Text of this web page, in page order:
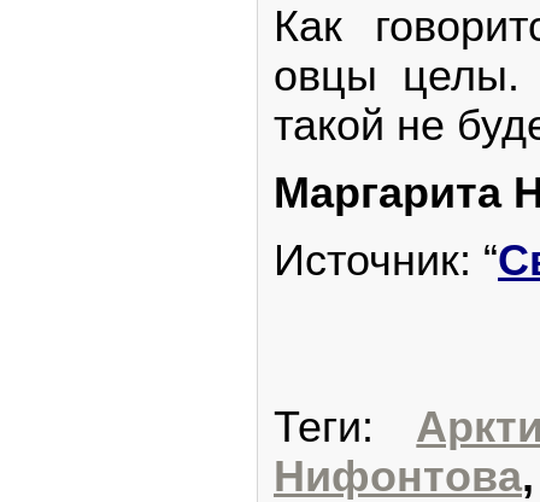
Как
овцы целы.
такой не
Маргарита
Источник: “
Теги:
Нифонтова